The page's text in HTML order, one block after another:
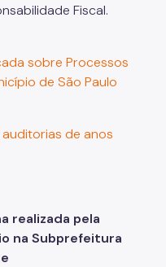
Fiscal.
sobre Processos
de São Paulo
de anos
realizada pela
na Subprefeitura